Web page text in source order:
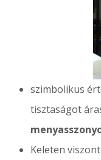
szimbolikus
tisztaságot
Keleten